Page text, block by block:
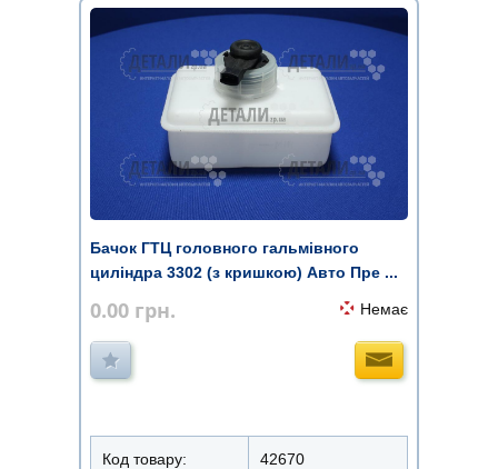
Бачок ГТЦ головного гальмівного
циліндра 3302 (з кришкою) Авто Пре ...
0.00 грн. Немає
Код товару: 42670